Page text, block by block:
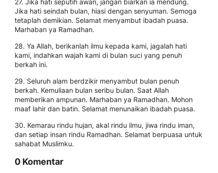
27. Jika hati seputih awan, jangan biarkan ia mendung.
Jika hati seindah bulan, hiasi dengan senyuman. Semoga
tetaplah demikian. Selamat menyambut ibadah puasa.
Marhaban ya Ramadhan.
28. Ya Allah, berikanlah ilmu kepada kami, jagalah hati
kami, indahkan wajah kami di bulan suci yang penuh
berkah ini.
29. Seluruh alam berdzikir menyambut bulan penuh
berkah. Kemuliaan bulan seribu bulan. Saat Allah
memberikan ampunan. Marhaban ya Ramadhan. Mohon
maaf lahir dan batin. Selamat menunaikan ibadah puasa.
30. Kemarau rindu hujan, akal rindu ilmu, jiwa rindu iman,
dan setiap insan rindu Ramadhan. Selamat berpuasa untuk
sahabat Muslimku.
0 Komentar